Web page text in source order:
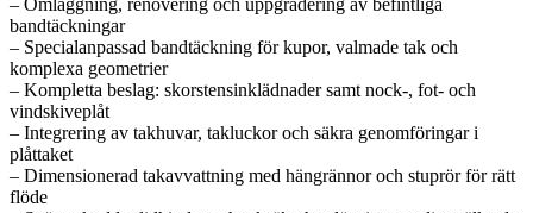
bandtäckningar
– Specialanpassad bandtäckning för kupor, valmade tak och
komplexa geometrier
– Kompletta beslag: skorstensinklädnader samt nock-, fot- och
vindskiveplåt
– Integrering av takhuvar, takluckor och säkra genomföringar i
plåttaket
– Dimensionerad takavvattning med hängrännor och stuprör för rätt
flöde